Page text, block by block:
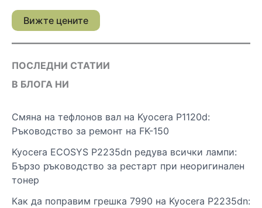
Вижте цените
ПОСЛЕДНИ СТАТИИ
В БЛОГА НИ
Смяна на тефлонов вал на Kyocera P1120d:
Ръководство за ремонт на FK-150
Kyocera ECOSYS P2235dn редува всички лампи:
Бързо ръководство за рестарт при неоригинален
тонер
Как да поправим грешка 7990 на Kyocera P2235dn: